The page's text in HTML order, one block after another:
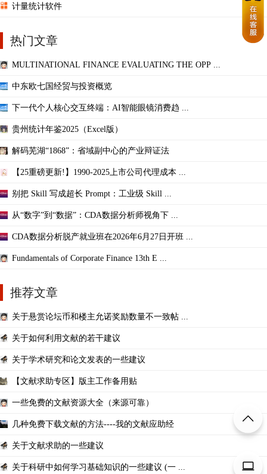
计量统计软件
热门文章
MULTINATIONAL FINANCE EVALUATING THE OPP ...
中东欧七国经贸与投资概览
下一代个人核心交互终端：AI智能眼镜消费趋 ...
贵州统计年鉴2025（Excel版）
解码芜湖“1868”：省域副中心的产业辩证法
【25重磅更新!】1990-2025上市公司代理成本 ...
别把 Skill 写成超长 Prompt：工业级 Skill ...
从“数字”到“数据”：CDA数据分析师视角下 ...
CDA数据分析脱产就业班在2026年6月27日开班 ...
Fundamentals of Corporate Finance 13th E ...
推荐文章
关于悬赏论坛币和楼主允诺奖励数量不一致帖 ...
关于如何利用文献的若干建议
关于学术研究和论文发表的一些建议
【文献求助专区】版主工作备用贴
一些免费的文献资源大全（来源可靠）
几种免费下载文献的方法----我的文献应助经
关于文献求助的一些建议
关于科研中如何学习基础知识的一些建议 (一 ...